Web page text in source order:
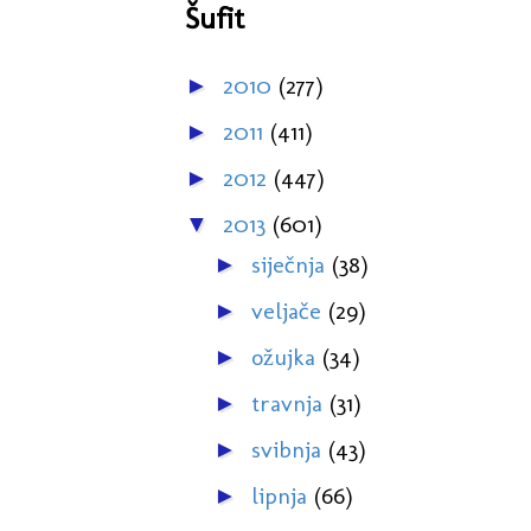
Šufit
► 2010 (277)
► 2011 (411)
► 2012 (447)
▼ 2013 (601)
► siječnja (38)
► veljače (29)
► ožujka (34)
► travnja (31)
► svibnja (43)
► lipnja (66)